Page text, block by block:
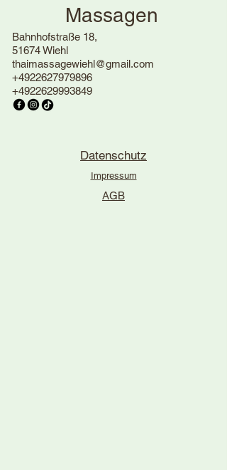
Massagen
Bahnhofstraße 18,
51674 Wiehl
thaimassagewiehl@gmail.com
+4922627979896
+4922629993849
Datenschutz
Impressum
AGB